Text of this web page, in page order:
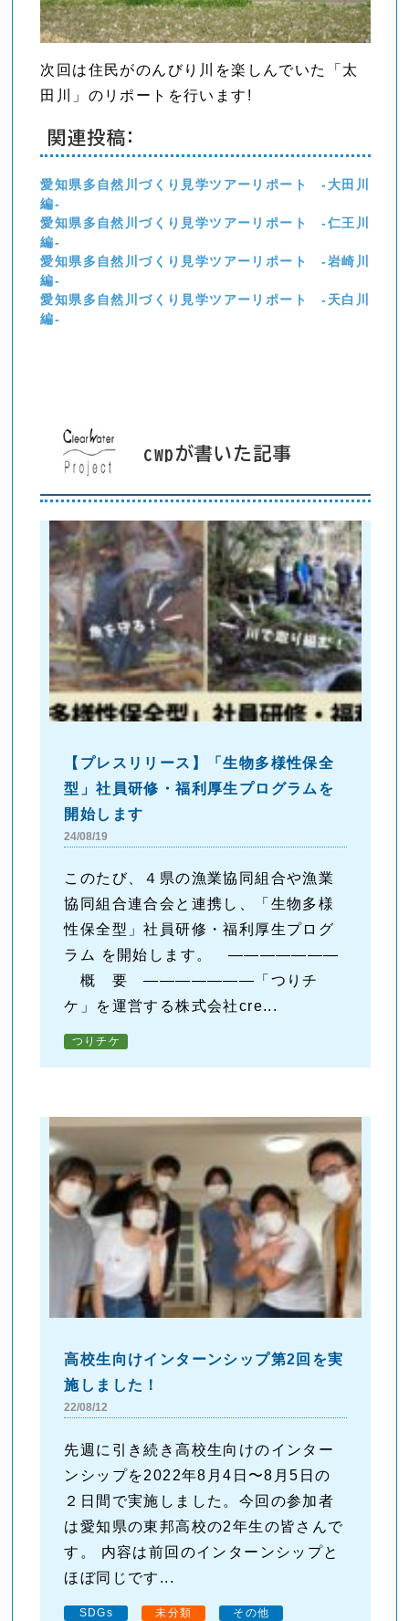
次回は住民がのんびり川を楽しんでいた「太
田川」のリポートを行います!
関連投稿:
愛知県多自然川づくり見学ツアーリポート -大田川
編-
愛知県多自然川づくり見学ツアーリポート -仁王川
編-
愛知県多自然川づくり見学ツアーリポート -岩崎川
編-
愛知県多自然川づくり見学ツアーリポート -天白川
編-
cwpが書いた記事
【プレスリリース】「生物多様性保全
型」社員研修・福利厚生プログラムを
開始します
24/08/19
このたび、４県の漁業協同組合や漁業
協同組合連合会と連携し、「生物多様
性保全型」社員研修・福利厚生プログ
ラム を開始します。 ―――――――
概 要 ―――――――「つりチ
ケ」を運営する株式会社cre...
つりチケ
高校生向けインターンシップ第2回を実
施しました！
22/08/12
先週に引き続き高校生向けのインター
ンシップを2022年8月4日〜8月5日の
２日間で実施しました。今回の参加者
は愛知県の東邦高校の2年生の皆さんで
す。 内容は前回のインターンシップと
ほぼ同じです...
SDGs 未分類 その他